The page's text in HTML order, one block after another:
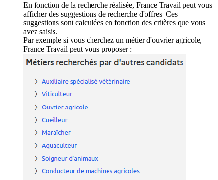
En fonction de la recherche réalisée, France Travail peut vous
afficher des suggestions de recherche d'offres. Ces
suggestions sont calculées en fonction des critères que vous
avez saisis.
Par exemple si vous cherchez un métier d'ouvrier agricole,
France Travail peut vous proposer :